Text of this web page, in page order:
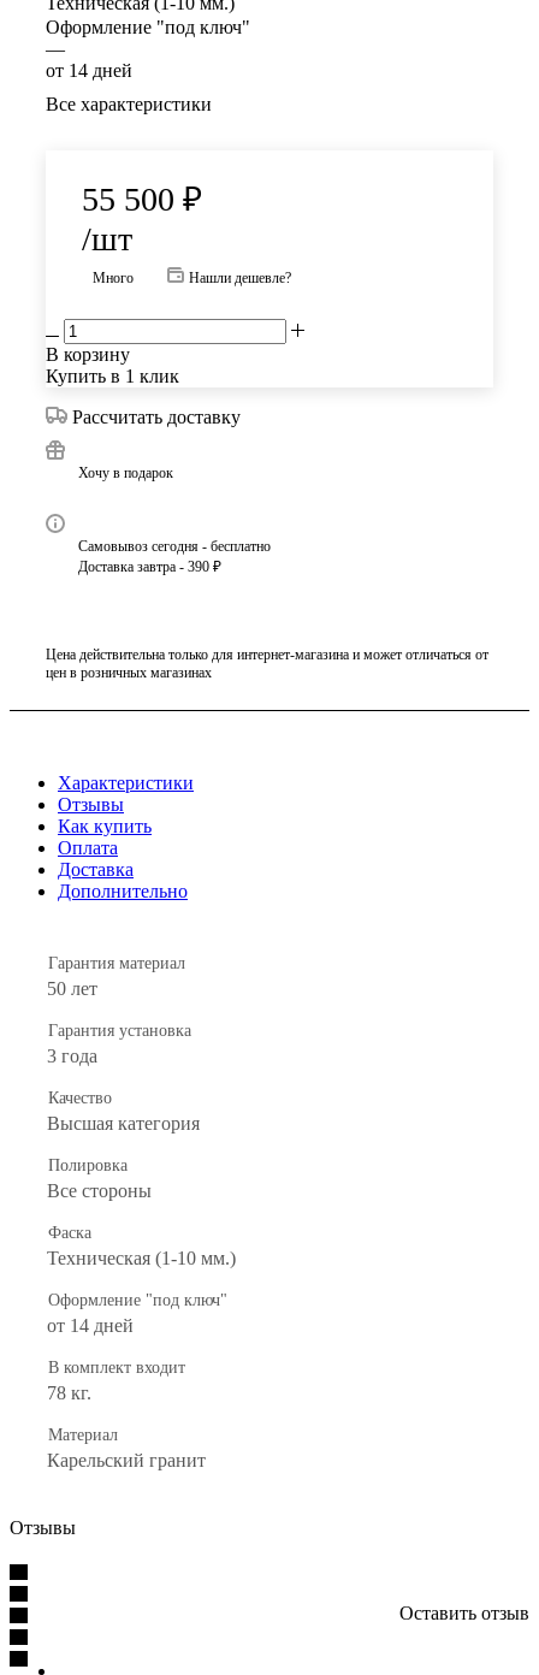
Оформление "под ключ"
—
от 14 дней
Все характеристики
55 500 ₽
/шт
Много Нашли дешевле?
В корзину
Купить в 1 клик
Рассчитать доставку
Хочу в подарок
Самовывоз сегодня - бесплатно
Доставка завтра - 390 ₽
Цена действительна только для интернет-магазина и может отличаться от
цен в розничных магазинах
Характеристики
Отзывы
Как купить
Оплата
Доставка
Дополнительно
Гарантия материал
50 лет
Гарантия установка
3 года
Качество
Высшая категория
Полировка
Все стороны
Фаска
Техническая (1-10 мм.)
Оформление "под ключ"
от 14 дней
В комплект входит
78 кг.
Материал
Карельский гранит
Отзывы
Оставить отзыв